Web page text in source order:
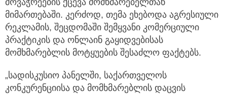
მოვაჭრეების ქცევა მომხმარებელთან
მიმართებაში. კერძოდ, თემა ეხებოდა აგრესიული
რეკლამის, შეცდომაში შემყვანი კომერციული
პრაქტიკის და ონლაინ გაყიდვებისას
მომხმარებლის მოტყუების შესაძლო ფაქტებს.
„სადისკუსიო პანელში, საქართველოს
კონკურენციისა და მომხმარებლის დაცვის